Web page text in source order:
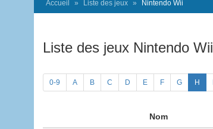
Accueil Liste des jeux Nintendo Wii
Liste des jeux Nintendo Wii
0-9 A B C D E F G H
Nom